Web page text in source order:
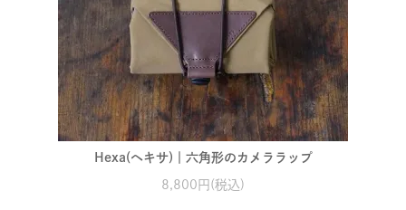
Hexa(ヘキサ)｜六角形のカメララップ
8,800円(税込)